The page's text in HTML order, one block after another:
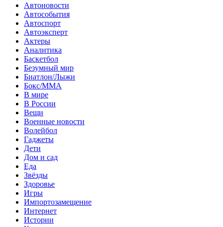
Автоновости
Автособытия
Автоспорт
Автоэксперт
Актеры
Аналитика
Баскетбол
Безумный мир
Биатлон/Лыжи
Бокс/MMA
В мире
В России
Вещи
Военные новости
Волейбол
Гаджеты
Дети
Дом и сад
Еда
Звёзды
Здоровье
Игры
Импортозамещение
Интернет
Истории